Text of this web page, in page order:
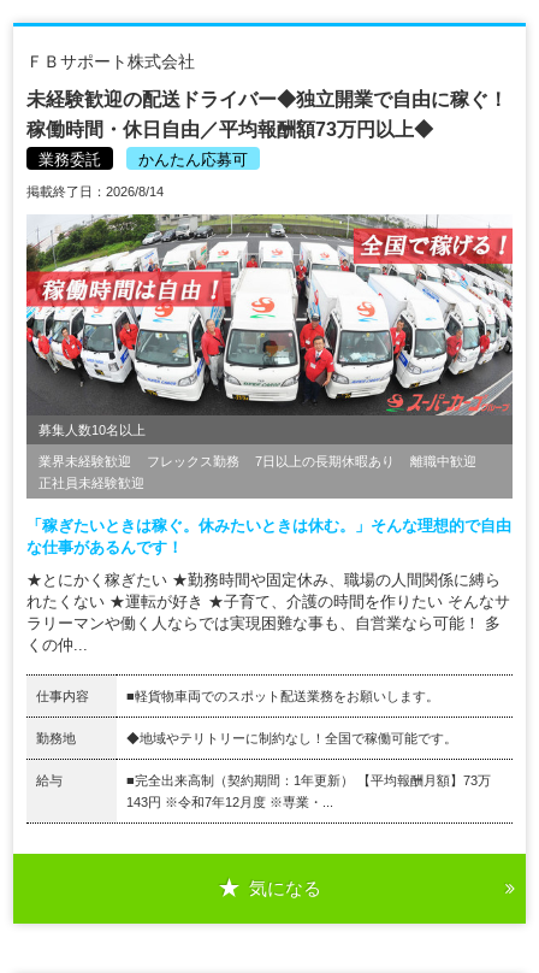
ＦＢサポート株式会社
未経験歓迎の配送ドライバー◆独立開業で自由に稼ぐ！
稼働時間・休日自由／平均報酬額73万円以上◆
業務委託 かんたん応募可
掲載終了日：2026/8/14
募集人数10名以上
業界未経験歓迎 フレックス勤務 7日以上の長期休暇あり
離職中歓迎
正社員未経験歓迎
「稼ぎたいときは稼ぐ。休みたいときは休む。」そんな理想的で自由
な仕事があるんです！
★とにかく稼ぎたい ★勤務時間や固定休み、職場の人間関係に縛ら
れたくない ★運転が好き ★子育て、介護の時間を作りたい そんなサ
ラリーマンや働く人ならでは実現困難な事も、自営業なら可能！ 多
くの仲...
仕事内容 ■軽貨物車両でのスポット配送業務をお願いします。
勤務地 ◆地域やテリトリーに制約なし！全国で稼働可能です。
給与
■完全出来高制（契約期間：1年更新） 【平均報酬月額】73万
143円 ※令和7年12月度 ※専業・...
気になる